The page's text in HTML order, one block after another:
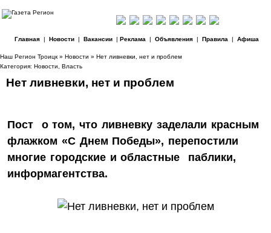
Главная| Новости| Вакансии| Реклама | Объявления| Правила | Афиша
Наш Регион Троицк » Новости » Нет ливневки, нет и проблем
Категория: Новости Власть
Нет ливневки, нет и проблем
Пост о том, что ливневку заделали красным
флажком «С Днем Победы», перепостили
многие городские и областные паблики,
информагентства.